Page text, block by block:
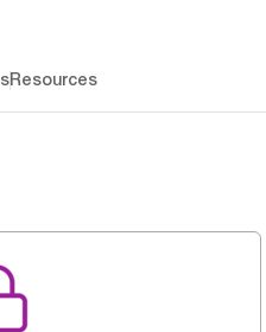
Resources